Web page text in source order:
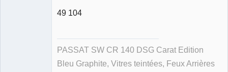
49 104
PASSAT SW CR 140 DSG Carat Edition
Bleu Graphite, Vitres teintées, Feux Arrières